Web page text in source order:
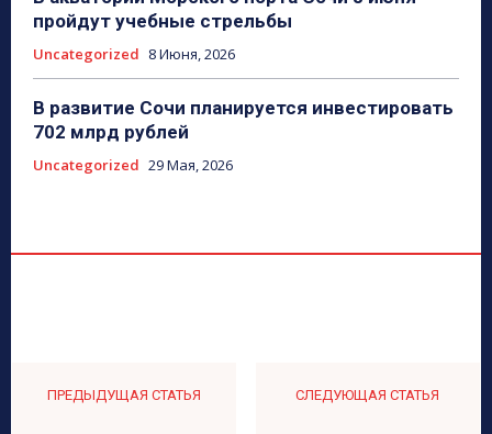
пройдут учебные стрельбы
Uncategorized 8 Июня, 2026
В развитие Сочи планируется инвестировать
702 млрд рублей
Uncategorized 29 Мая, 2026
ПРЕДЫДУЩАЯ СТАТЬЯ СЛЕДУЮЩАЯ СТАТЬЯ